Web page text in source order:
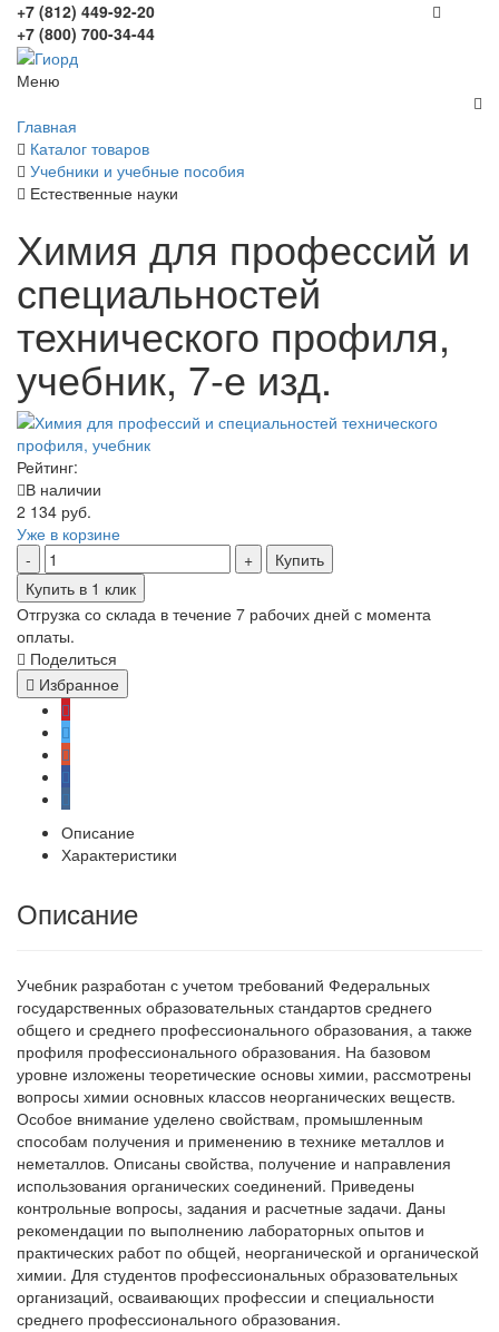
+7 (812) 449-92-20
+7 (800) 700-34-44
Меню
Главная
Каталог товаров
Учебники и учебные пособия
Естественные науки
Химия для профессий и
специальностей
технического профиля,
учебник, 7-е изд.
Рейтинг:
В наличии
2 134 руб.
Уже в корзине
Купить
Купить в 1 клик
Отгрузка со склада в течение 7 рабочих дней с момента
оплаты.
Поделиться
Избранное
Описание
Характеристики
Описание
Учебник разработан с учетом требований Федеральных
государственных образовательных стандартов среднего
общего и среднего профессионального образования, а также
профиля профессионального образования. На базовом
уровне изложены теоретические основы химии, рассмотрены
вопросы химии основных классов неорганических веществ.
Особое внимание уделено свойствам, промышленным
способам получения и применению в технике металлов и
неметаллов. Описаны свойства, получение и направления
использования органических соединений. Приведены
контрольные вопросы, задания и расчетные задачи. Даны
рекомендации по выполнению лабораторных опытов и
практических работ по общей, неорганической и органической
химии. Для студентов профессиональных образовательных
организаций, осваивающих профессии и специальности
среднего профессионального образования.